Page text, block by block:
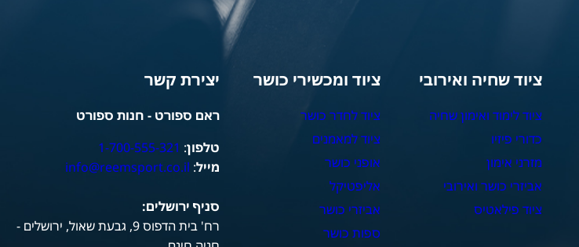
ציוד שחיה ואירובי
ציוד לימוד ואימון שחיה
כדורי פיזיו
מזרני אימון
אביזרי כושר ואירובי
ציוד פילאטיס
ציוד ומכשירי כושר
ציוד לחדר כושר
ציוד למאמנים
אופני כושר
אליפטיקל
אביזרי כושר
ספות כושר
יצירת קשר
ראם ספורט - חנות ספורט
טלפון:
1-700-555-321
מייל:
info@reemsport.co.il
סניף ירושלים:
רח' בית הדפוס 9, גבעת שאול, ירושלים -